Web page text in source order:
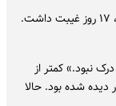
بار دیگر سر صحنه حاضر نشد. از ۳۰ روز فیلم‌برداری، ۱۷ روز غیبت داشت.
نبود.» کمتر از
شده بود. حالا